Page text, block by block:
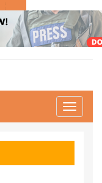
Toggle